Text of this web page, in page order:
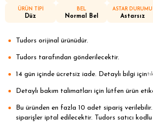
ÜRÜN TİPİ
Düz
BEL
Normal Bel
ASTAR DURUMU
Astarsız
Tudors orijinal ürünüdür.
Tudors tarafından gönderilecektir.
14 gün içinde ücretsiz iade. Detaylı bilgi için
Detaylı bakım talimatları için lütfen ürün
Bu üründen en fazla 10 adet sipariş
siparişler iptal edilecektir. Tudors satıcı